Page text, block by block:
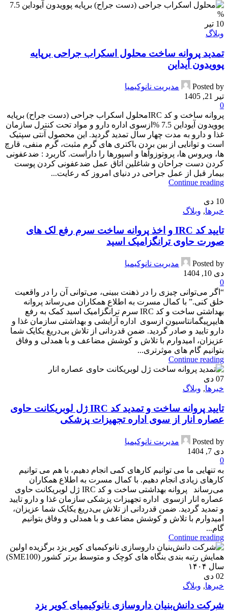
10 تیر
وبلاگ
تمدید پروانه ساخت محلول اسکراب جراحی برپایه
پوویدون آیداین
Posted by
مدیریت نانوکیمیا
تیر 21, 1405
0
پروانه ساخت و کد IRCمحلول اسکراب جراحی (دست جراح) برپایه
پوویدون آیوداین 7.5 %ازسوی اداره دارو و مواد تحت کنترل سازمان
غذا و دارو به مدت چهار سال تمدید گردید. این محصول آنتی سپتیک
است و توانایی از بین بردن باکتری های گرم مثبت، گرم منفی، قارچ
ها، ویروس ها، پروتوزوآها و اسپورها را داراست. کاربرد : ضدعفونی
کردن دست جراحان و شاغلین اتاق عمل ضدعفونی کردن پوست
بیمار قبل از عمل جراحی در دنیای امروز که رعایت...
Continue reading
10 دی
خبرها, وبلاگ
تایید کد IRC و اخذ پروانه ساخت سرم رفع لک های
صورت حاوی ترانگزامیک اسید
Posted by
مدیریت نانوکیمیا
دی 10, 1404
0
“اگر می‌توانی چیزی را در ذهنت ببینی، می‌توانی آن را در واقعیت
خلق کنی.” با کمال مسرت به اطلاع همکاران می‌رساند پروانه
بهداشتی ساخت و کد IRC سرم ترانگزامیک اسید کمک به رفع
هایپرپیگمانتاسیون ازسوی اداره آرایشی و بهداشتی سازمان غذا و
دارو تایید و صادر گردید. ضمن قدردانی از تلاش بی‌دریغ یکایک شما
عزیزان، امیدوارم با تلاش و کوشش مضاعف و با همدلی و وفاق
بتوانیم گام های موثرتری...
Continue reading
07 دی
خبرها, وبلاگ
تایید پروانه ساخت و تمدید کد IRC ژل لوبریکانت حاوی
عصاره انار از سوی اداره تجهیزات پزشکی
Posted by
مدیریت نانوکیمیا
دی 7, 1404
0
به تنهایی ما می توانیم کارهای کمی انجام دهیم، با هم می توانیم
کارهای زیادی انجام دهیم. با کمال مسرت به اطلاع همکاران
می‌رساند پروانه بهداشتی ساخت و کد IRC ژل لوبریکانت حاوی
عصاره انار ازسوی اداره تجهیزات پزشکی سازمان غذا و دارو تایید
و تمدید گردید. ضمن قدردانی از تلاش بی‌دریغ یکایک شما عزیزان،
امیدوارم با تلاش و کوشش مضاعف و با همدلی و وفاق بتوانیم
گام...
Continue reading
02 دی
خبرها, وبلاگ
شرکت دانش‌بنیان داروسازی نانوکیمیای کویر یزد